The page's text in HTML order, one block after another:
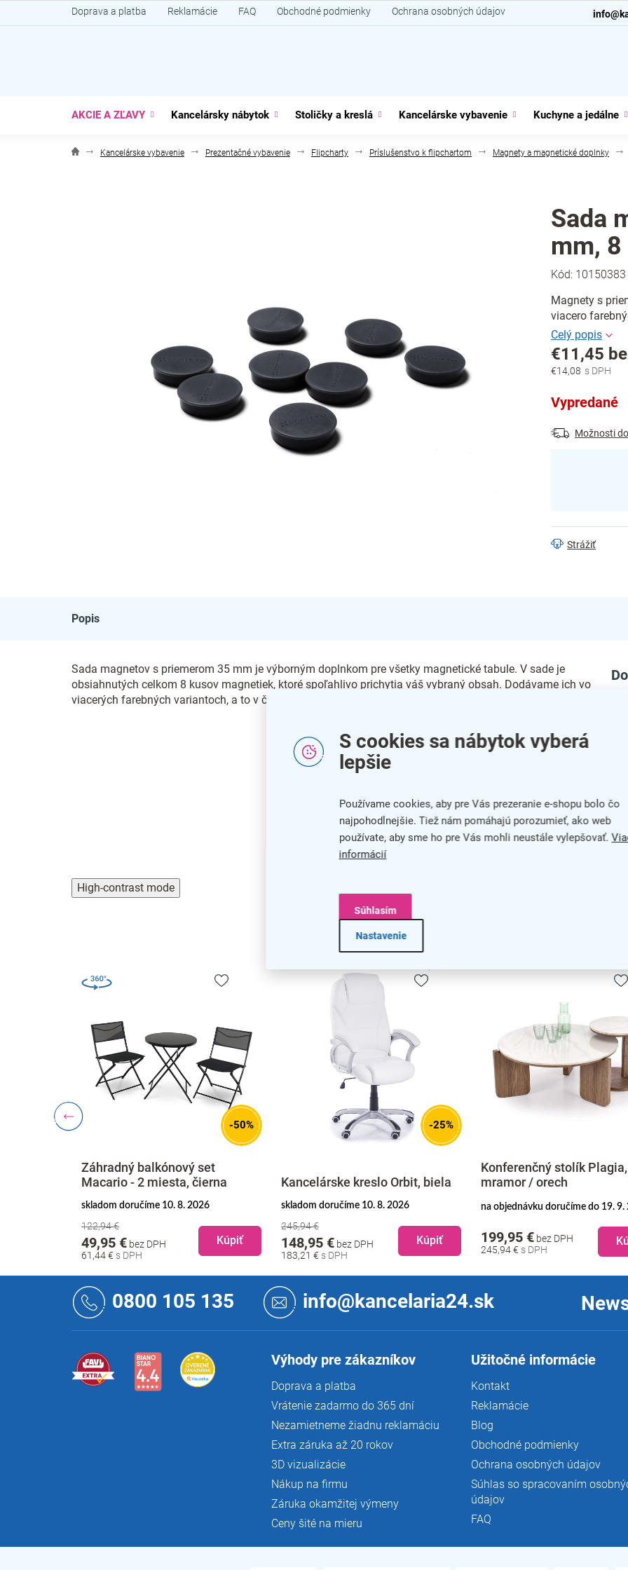
S cookies sa nábytok vyberá
lepšie
Používame cookies, aby pre Vás prezeranie e-shopu bolo čo
najpohodlnejšie. Tiež nám pomáhajú porozumieť, ako web
používate, aby sme ho pre Vás mohli neustále vylepšovať.
informácií
Nastavenie
Súhlasím
na
Doprava a platba Reklamácie FAQ Obchodné podmienky Ochrana osobných údajov
AKCIE A ZĽAVY Kancelársky nábytok Stoličky a kreslá Kancelárske vybavenie Kuchyne a jedálne
Kancelárske vybavenie Prezentačné vybavenie Flipcharty Príslušenstvo k flipchartom Magnety a magnetické doplnky
Sada
mm,
Kód: 10150383
Magnety s
viacero
€14,08
€11,45
Jednotková
Vypredané
Možnosti
Strážiť
Popis
Sada magnetov s priemerom 35 mm je výborným doplnkom pre všetky magnetické tabule. V sade je
obsiahnutých celkom 8 kusov magnetiek, ktoré spoľahlivo prichytia váš vybraný obsah. Dodávame ich vo
viacerých farebných variantoch, a to v čiernej, červenej, modrej a bielej farbe.
High-contrast mode
Podobné produkty
-50%
Záhradný balkónový set
Macario - 2 miesta, čierna
skladom doručíme 10. 8. 2026
122,94 €
61,44 €
49,95 € bez DPH Kúpiť
-25%
Kancelárske kreslo Orbit, biela
skladom doručíme 10. 8. 2026
245,94 €
183,21 €
148,95 € bez DPH Kúpiť
Konferenčný stolík Plagia,
mramor / orech
na objednávku doručíme do 19. 9.
245,94 €
199,95 € bez DPH
0800 105 135 info@kancelaria24.sk
Výhody pre zákazníkov
Doprava a platba
Vrátenie zadarmo do 365 dní
Nezamietneme žiadnu reklamáciu
Extra záruka až 20 rokov
3D vizualizácie
Nákup na firmu
Záruka okamžitej výmeny
Ceny šité na mieru
Užitočné informácie
Kontakt
Reklamácie
Blog
Obchodné podmienky
Ochrana osobných údajov
Súhlas so spracovaním
údajov
FAQ